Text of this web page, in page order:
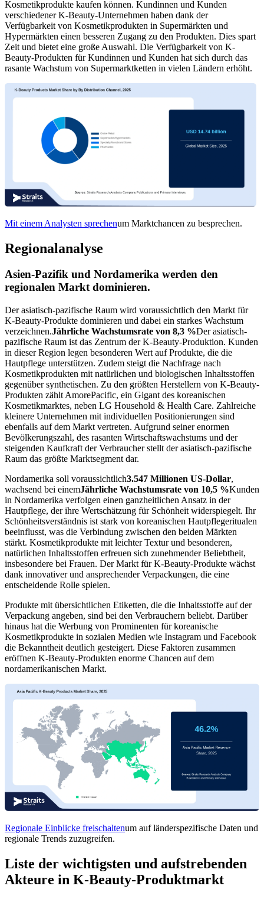
Kosmetikprodukte kaufen können. Kundinnen und Kunden
verschiedener K-Beauty-Unternehmen haben dank der
Verfügbarkeit von Kosmetikprodukten in Supermärkten und
Hypermärkten einen besseren Zugang zu den Produkten. Dies spart
Zeit und bietet eine große Auswahl. Die Verfügbarkeit von K-
Beauty-Produkten für Kundinnen und Kunden hat sich durch das
rasante Wachstum von Supermarktketten in vielen Ländern erhöht.
Mit einem Analysten sprechenum Marktchancen zu besprechen.
Regionalanalyse
Asien-Pazifik und Nordamerika werden den
regionalen Markt dominieren.
Der asiatisch-pazifische Raum wird voraussichtlich den Markt für
K-Beauty-Produkte dominieren und dabei ein starkes Wachstum
verzeichnen.Jährliche Wachstumsrate von 8,3 %Der asiatisch-
pazifische Raum ist das Zentrum der K-Beauty-Produktion. Kunden
in dieser Region legen besonderen Wert auf Produkte, die die
Hautpflege unterstützen. Zudem steigt die Nachfrage nach
Kosmetikprodukten mit natürlichen und biologischen Inhaltsstoffen
gegenüber synthetischen. Zu den größten Herstellern von K-Beauty-
Produkten zählt AmorePacific, ein Gigant des koreanischen
Kosmetikmarktes, neben LG Household & Health Care. Zahlreiche
kleinere Unternehmen mit individuellen Positionierungen sind
ebenfalls auf dem Markt vertreten. Aufgrund seiner enormen
Bevölkerungszahl, des rasanten Wirtschaftswachstums und der
steigenden Kaufkraft der Verbraucher stellt der asiatisch-pazifische
Raum das größte Marktsegment dar.
Nordamerika soll voraussichtlich3.547 Millionen US-Dollar,
wachsend bei einemJährliche Wachstumsrate von 10,5 %Kunden
in Nordamerika verfolgen einen ganzheitlichen Ansatz in der
Hautpflege, der ihre Wertschätzung für Schönheit widerspiegelt. Ihr
Schönheitsverständnis ist stark von koreanischen Hautpflegeritualen
beeinflusst, was die Verbindung zwischen den beiden Märkten
stärkt. Kosmetikprodukte mit leichter Textur und besonderen,
natürlichen Inhaltsstoffen erfreuen sich zunehmender Beliebtheit,
insbesondere bei Frauen. Der Markt für K-Beauty-Produkte wächst
dank innovativer und ansprechender Verpackungen, die eine
entscheidende Rolle spielen.
Produkte mit übersichtlichen Etiketten, die die Inhaltsstoffe auf der
Verpackung angeben, sind bei den Verbrauchern beliebt. Darüber
hinaus hat die Werbung von Prominenten für koreanische
Kosmetikprodukte in sozialen Medien wie Instagram und Facebook
die Bekanntheit deutlich gesteigert. Diese Faktoren zusammen
eröffnen K-Beauty-Produkten enorme Chancen auf dem
nordamerikanischen Markt.
Regionale Einblicke freischaltenum auf länderspezifische Daten und
regionale Trends zuzugreifen.
Liste der wichtigsten und aufstrebenden
Akteure in K-Beauty-Produktmarkt